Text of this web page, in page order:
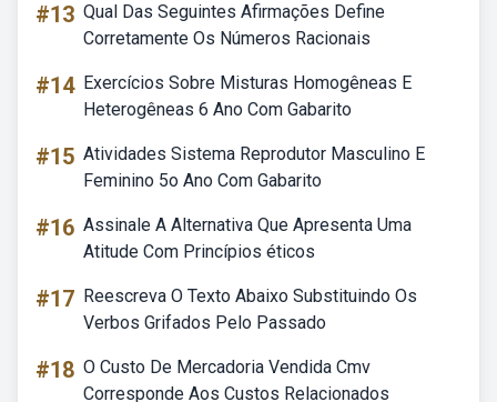
#13 Qual Das Seguintes Afirmações Define
Corretamente Os Números Racionais
#14 Exercícios Sobre Misturas Homogêneas E
Heterogêneas 6 Ano Com Gabarito
#15 Atividades Sistema Reprodutor Masculino E
Feminino 5o Ano Com Gabarito
#16 Assinale A Alternativa Que Apresenta Uma
Atitude Com Princípios éticos
#17 Reescreva O Texto Abaixo Substituindo Os
Verbos Grifados Pelo Passado
#18 O Custo De Mercadoria Vendida Cmv
Corresponde Aos Custos Relacionados